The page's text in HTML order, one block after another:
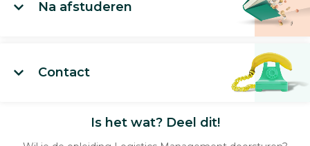
Na afstuderen
Contact
Is het wat? Deel dit!